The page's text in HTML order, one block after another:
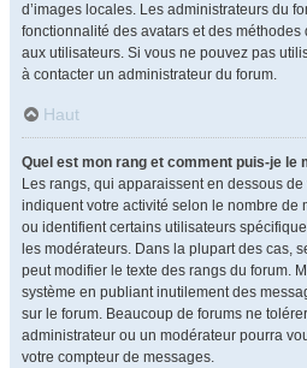
d’images locales. Les administrateurs du
fonctionnalité des avatars et des
aux utilisateurs. Si vous ne pouvez pas
à contacter un administrateur du forum.
Haut
Quel est mon rang et comment puis-je le
Les rangs, qui apparaissent en dessous de
indiquent votre activité selon le nombre de
ou identifient certains utilisateurs
les modérateurs. Dans la plupart des cas,
peut modifier le texte des rangs du forum.
système en publiant inutilement des
sur le forum. Beaucoup de forums ne
administrateur ou un modérateur pourra
votre compteur de messages.